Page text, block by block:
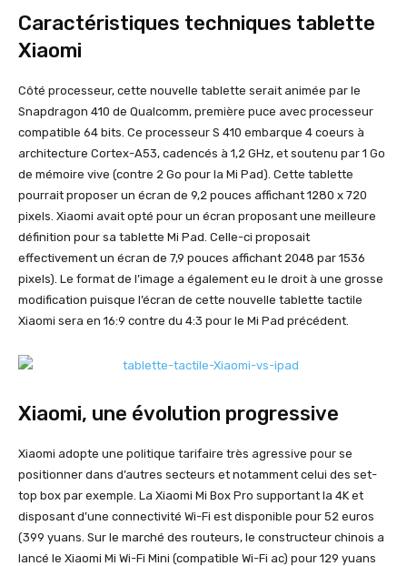
Caractéristiques techniques tablette
Xiaomi
Côté processeur, cette nouvelle tablette serait animée par le
Snapdragon 410 de Qualcomm, première puce avec processeur
compatible 64 bits. Ce processeur S 410 embarque 4 coeurs à
architecture Cortex-A53, cadencés à 1,2 GHz, et soutenu par 1 Go
de mémoire vive (contre 2 Go pour la Mi Pad). Cette tablette
pourrait proposer un écran de 9,2 pouces affichant 1280 x 720
pixels. Xiaomi avait opté pour un écran proposant une meilleure
définition pour sa tablette Mi Pad. Celle-ci proposait
effectivement un écran de 7,9 pouces affichant 2048 par 1536
pixels). Le format de l’image a également eu le droit à une grosse
modification puisque l’écran de cette nouvelle tablette tactile
Xiaomi sera en 16:9 contre du 4:3 pour le Mi Pad précédent.
Xiaomi, une évolution progressive
Xiaomi adopte une politique tarifaire très agressive pour se
positionner dans d’autres secteurs et notamment celui des set-
top box par exemple. La Xiaomi Mi Box Pro supportant la 4K et
disposant d’une connectivité Wi-Fi est disponible pour 52 euros
(399 yuans. Sur le marché des routeurs, le constructeur chinois a
lancé le Xiaomi Mi Wi-Fi Mini (compatible Wi-Fi ac) pour 129 yuans